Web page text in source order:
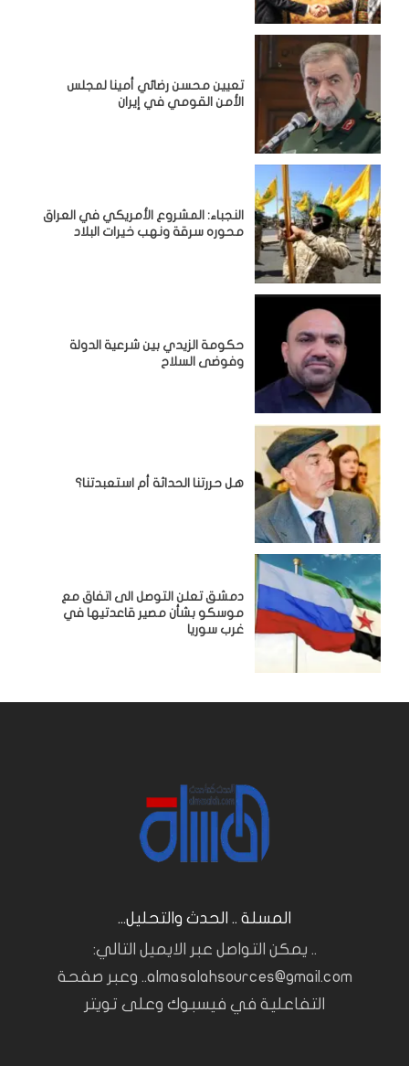
تعيين محسن رضائي أمينا لمجلس
الأمن القومي في إيران
النجباء: المشروع الأمريكي في العراق
محوره سرقة ونهب خيرات البلاد
حكومة الزيدي بين شرعية الدولة
وفوضى السلاح
هل حررتنا الحداثة أم استعبدتنا؟
دمشق تعلن التوصل الى اتفاق مع
موسكو بشأن مصير قاعدتيها في
غرب سوريا
المسلة .. الحدث والتحليل...
.. يمكن التواصل عبر الايميل التالي:
almasalahsources@gmail.com.. وعبر صفحة
التفاعلية في فيسبوك وعلى تويتر